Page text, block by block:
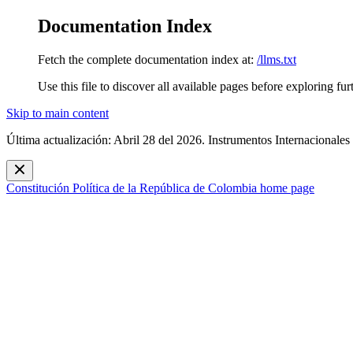
Documentation Index
Fetch the complete documentation index at: /llms.txt
Use this file to discover all available pages before exploring
Skip to main content
Última actualización: Abril 28 del 2026. Instrumentos Internacionales
Constitución Política de la República de Colombia home page